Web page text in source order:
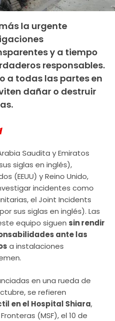
la urgente
y a tiempo
responsables.
a todas las partes en
dañar o destruir
Saudita y Emiratos
siglas en inglés),
(EEUU) y Reino Unido,
incidentes como
el Joint Incidents
sus siglas en inglés). Las
equipo siguen sin rendir
ante las
a instalaciones
en una rueda de
se refieren
en el Hospital Shiara,
(MSF), el 10 de